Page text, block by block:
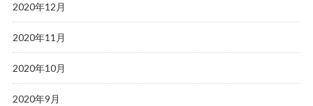
2020年12月
2020年11月
2020年10月
2020年9月